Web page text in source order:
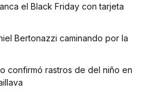
el Black Friday con tarjeta
Bertonazzi caminando por la
confirmó rastros de del niño en